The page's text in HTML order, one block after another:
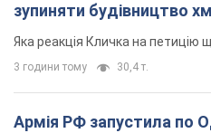
зупиняти будівництво
"московського вірянина"
Яка реакція Кличка на петицію
3 години тому 30,4 т.
Армія РФ запустила по